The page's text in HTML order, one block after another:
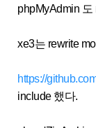
phpMyAdmin
xe3는 rewrite
https://
include 했다.